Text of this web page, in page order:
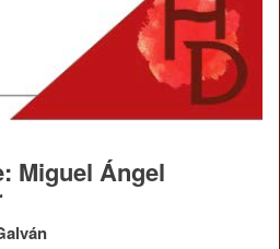
Miguel Ángel